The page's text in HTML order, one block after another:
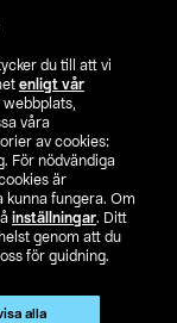
du till att vi
enligt vår
våra
av cookies:
För nödvändiga
är
kunna fungera. Om
inställningar. Ditt
genom att du
för guidning.
allaFör företag